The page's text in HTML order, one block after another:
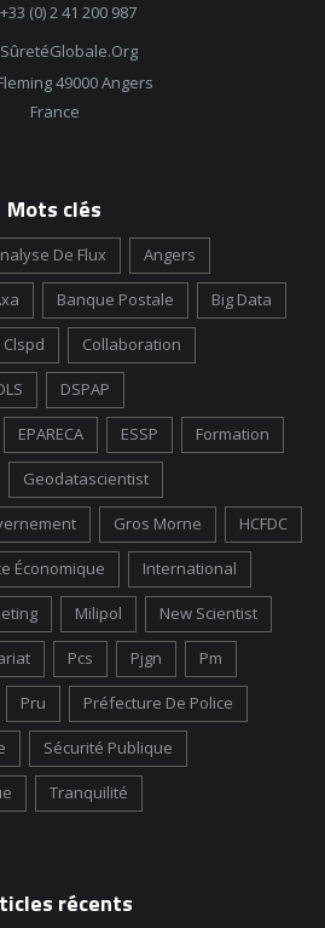
+33 (0) 2 41 200 987
SûretéGlobale.Org
49000 Angers
France
Mots clés
De Flux Angers
Banque Postale Big Data
Clspd Collaboration
DSPAP
EPARECA ESSP Formation
Geodatascientist
Gros Morne HCFDC
Économique International
Milipol New Scientist
Pcs Pjgn Pm
Pru Préfecture De Police
Sécurité Publique
Tranquilité
récents